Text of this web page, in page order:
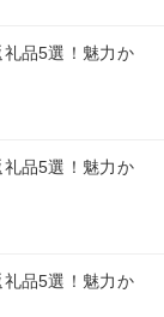
品5選！魅力か
品5選！魅力か
品5選！魅力か